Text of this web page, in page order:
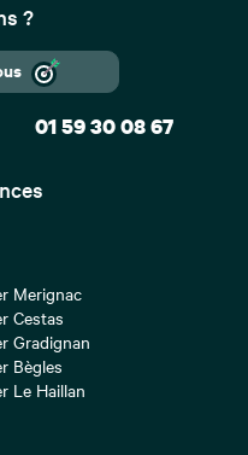
Merignac
Cestas
Gradignan
Bègles
Le Haillan
?
01 59 30 08 67